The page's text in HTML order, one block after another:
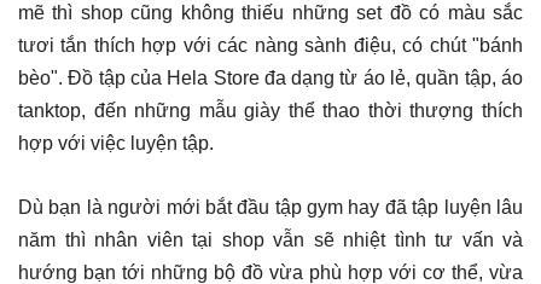
mẽ thì shop cũng không thiếu những set đồ có màu sắc
tươi tắn thích hợp với các nàng sành điệu, có chút "bánh
bèo". Đồ tập của Hela Store đa dạng từ áo lẻ, quần tập, áo
tanktop, đến những mẫu giày thể thao thời thượng thích
hợp với việc luyện tập.
Dù bạn là người mới bắt đầu tập gym hay đã tập luyện lâu
năm thì nhân viên tại shop vẫn sẽ nhiệt tình tư vấn và
hướng bạn tới những bộ đồ vừa phù hợp với cơ thể, vừa